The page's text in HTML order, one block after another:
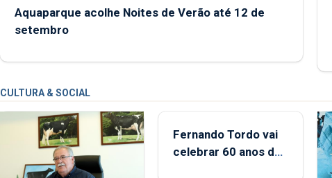
Aquaparque acolhe Noites de Verão até 12 de
setembro
CULTURA & SOCIAL
Fernando Tordo vai
celebrar 60 anos de